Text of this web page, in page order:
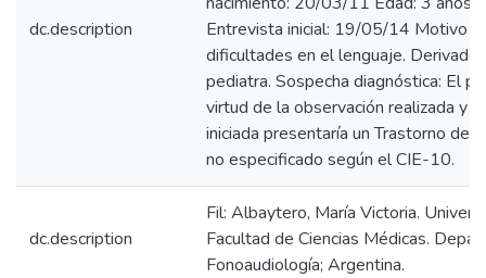
dc.description
Entrevista inicial: 19/05/14 Motivo
dificultades en el lenguaje. Derivado
pediatra. Sospecha diagnóstica: El
virtud de la observación realizada y
iniciada presentaría un Trastorno de
no especificado según el CIE-10.
dc.description
Fil: Albaytero, María Victoria.
Facultad de Ciencias Médicas.
Fonoaudiología; Argentina.